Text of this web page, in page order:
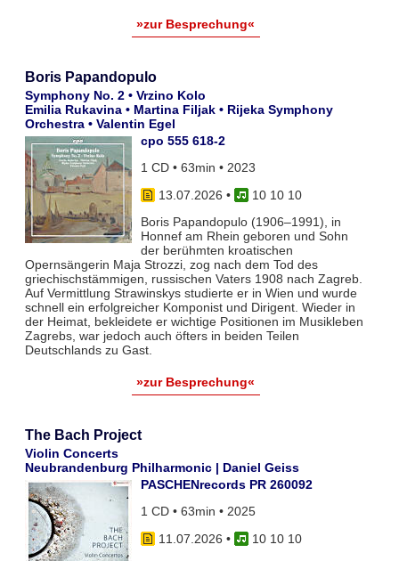
»zur Besprechung«
Boris Papandopulo
Symphony No. 2 • Vrzino Kolo
Emilia Rukavina • Martina Filjak • Rijeka Symphony
Orchestra • Valentin Egel
cpo 555 618-2
1 CD • 63min • 2023
13.07.2026 •
10 10 10
Boris Papandopulo (1906–1991), in
Honnef am Rhein geboren und Sohn
der berühmten kroatischen
Opernsängerin Maja Strozzi, zog nach dem Tod des
griechischstämmigen, russischen Vaters 1908 nach Zagreb.
Auf Vermittlung Strawinskys studierte er in Wien und wurde
schnell ein erfolgreicher Komponist und Dirigent. Wieder in
der Heimat, bekleidete er wichtige Positionen im Musikleben
Zagrebs, war jedoch auch öfters in beiden Teilen
Deutschlands zu Gast.
»zur Besprechung«
The Bach Project
Violin Concerts
Neubrandenburg Philharmonic | Daniel Geiss
PASCHENrecords PR 260092
1 CD • 63min • 2025
11.07.2026 •
10 10 10